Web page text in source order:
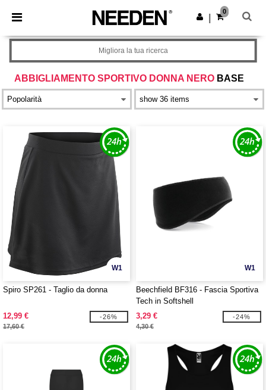
× App Needen
Prezzi migliori sull'app!
Scarica app
0
ABBIGLIAMENTO SPORTIVO DONNA NERO BASE
Migliora la tua ricerca
W1
Spiro SP261 - Taglio da donna
12,99 €
17,60 €
-26%
W1
Beechfield BF316 - Fascia Sportiva
Tech in Softshell
3,29 €
4,30 €
-24%